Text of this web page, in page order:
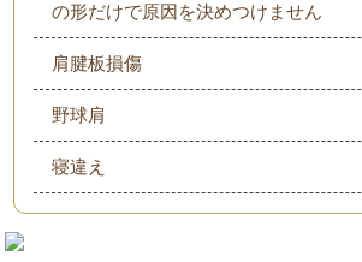
の形だけで原因を決めつけません
肩腱板損傷
野球肩
寝違え